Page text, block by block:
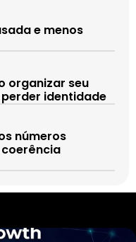
e menos
organizar seu
identidade
números